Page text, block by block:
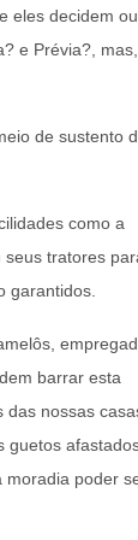
eles decidem ou
e Prévia?, mas,
de sustento
como a
tratores
garantidos.
barrar esta
das nossas
guetos
moradia poder